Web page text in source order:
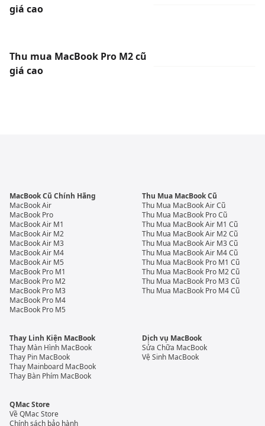
giá cao
Thu mua MacBook Pro M2 cũ
giá cao
MacBook Cũ Chính Hãng
MacBook Air
MacBook Pro
MacBook Air M1
MacBook Air M2
MacBook Air M3
MacBook Air M4
MacBook Air M5
MacBook Pro M1
MacBook Pro M2
MacBook Pro M3
MacBook Pro M4
MacBook Pro M5
Thu Mua MacBook Cũ
Thu Mua MacBook Air Cũ
Thu Mua MacBook Pro Cũ
Thu Mua MacBook Air M1 Cũ
Thu Mua MacBook Air M2 Cũ
Thu Mua MacBook Air M3 Cũ
Thu Mua MacBook Air M4 Cũ
Thu Mua MacBook Pro M1 Cũ
Thu Mua MacBook Pro M2 Cũ
Thu Mua MacBook Pro M3 Cũ
Thu Mua MacBook Pro M4 Cũ
Thay Linh Kiện MacBook
Thay Màn Hình MacBook
Thay Pin MacBook
Thay Mainboard MacBook
Thay Bàn Phím MacBook
Dịch vụ MacBook
Sửa Chữa MacBook
Vệ Sinh MacBook
QMac Store
Về QMac Store
Chính sách bảo hành